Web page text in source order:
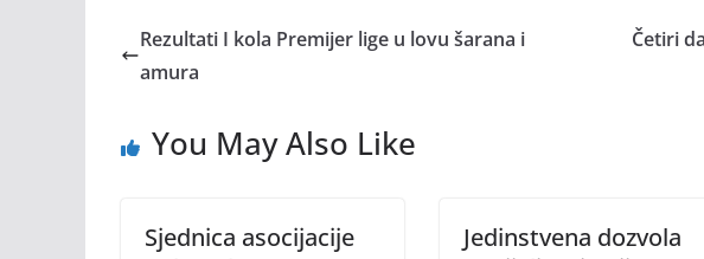
Rezultati I kola Premijer lige u lovu šarana i
amura
Četiri
You May Also Like
Sjednica asocijacije
Jedinstvena dozvola